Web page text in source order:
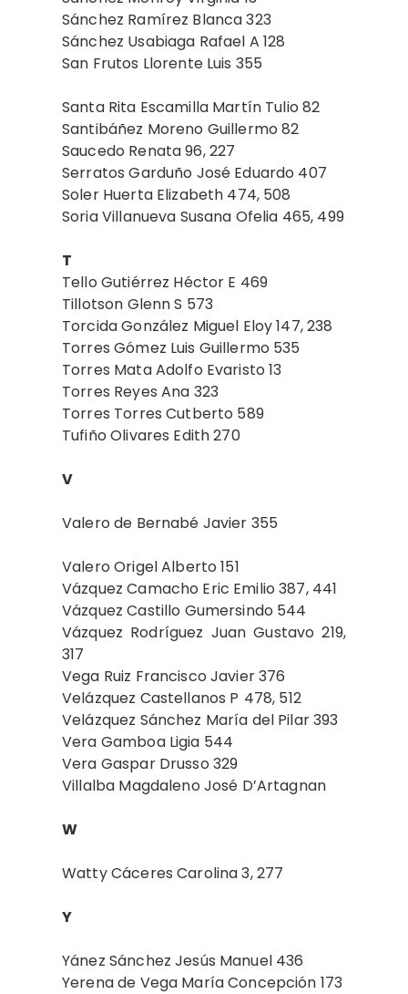
Sánchez Ramírez Blanca 323
Sánchez Usabiaga Rafael A 128
San Frutos Llorente Luis 355
Santa Rita Escamilla Martín Tulio 82
Santibáñez Moreno Guillermo 82
Saucedo Renata 96, 227
Serratos Garduño José Eduardo 407
Soler Huerta Elizabeth 474, 508
Soria Villanueva Susana Ofelia 465, 499
T
Tello Gutiérrez Héctor E 469
Tillotson Glenn S 573
Torcida González Miguel Eloy 147, 238
Torres Gómez Luis Guillermo 535
Torres Mata Adolfo Evaristo 13
Torres Reyes Ana 323
Torres Torres Cutberto 589
Tufiño Olivares Edith 270
V
Valero de Bernabé Javier 355
Valero Origel Alberto 151
Vázquez Camacho Eric Emilio 387, 441
Vázquez Castillo Gumersindo 544
Vázquez Rodríguez Juan Gustavo 219,
317
Vega Ruiz Francisco Javier 376
Velázquez Castellanos P 478, 512
Velázquez Sánchez María del Pilar 393
Vera Gamboa Ligia 544
Vera Gaspar Drusso 329
Villalba Magdaleno José D’Artagnan
W
Watty Cáceres Carolina 3, 277
Y
Yánez Sánchez Jesús Manuel 436
Yerena de Vega María Concepción 173